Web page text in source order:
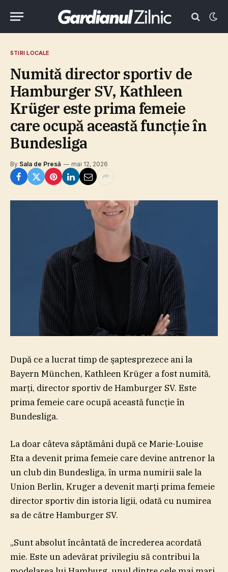
STIRI LOCALE
Numită director sportiv de
Hamburger SV, Kathleen
Krüger este prima femeie
care ocupă această funcţie în
Bundesliga
By Sala de Presă mai 12, 2026
După ce a lucrat timp de şaptesprezece ani la
Bayern München, Kathleen Krüger a fost numită,
marţi, director sportiv de Hamburger SV. Este
prima femeie care ocupă această funcţie în
Bundesliga.
La doar câteva săptămâni după ce Marie-Louise
Eta a devenit prima femeie care devine antrenor la
un club din Bundesliga, în urma numirii sale la
Union Berlin, Kruger a devenit marţi prima femeie
director sportiv din istoria ligii, odată cu numirea
sa de către Hamburger SV.
„Sunt absolut încântată de încrederea acordată
mie. Este un adevărat privilegiu să contribui la